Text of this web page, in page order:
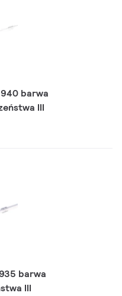
940 barwa
III
barwa
III